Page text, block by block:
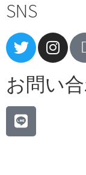
SNS
お問い